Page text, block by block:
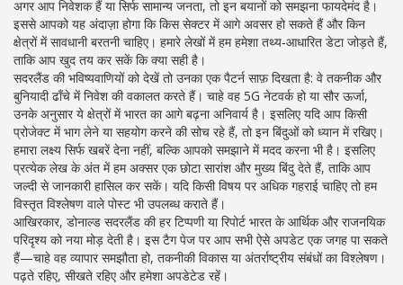
अगर आप निवेशक हैं या सिर्फ सामान्य जनता, तो इन बयानों को समझना फायदेमंद है।
इससे आपको यह अंदाज़ा होगा कि किस सेक्टर में आगे अवसर हो सकते हैं और किन
क्षेत्रों में सावधानी बरतनी चाहिए। हमारे लेखों में हम हमेशा तथ्य‑आधारित डेटा जोड़ते हैं,
ताकि आप खुद तय कर सकें कि क्या सही है।
सदरलैंड की भविष्यवाणियों को देखें तो उनका एक पैटर्न साफ़ दिखता है: वे तकनीक और
बुनियादी ढाँचे में निवेश की वकालत करते हैं। चाहे वह 5G नेटवर्क हो या सौर ऊर्जा,
उनके अनुसार ये क्षेत्रों में भारत का आगे बढ़ना अनिवार्य है। इसलिए यदि आप किसी
प्रोजेक्ट में भाग लेने या सहयोग करने की सोच रहे हैं, तो इन बिंदुओं को ध्यान में रखिए।
हमारा लक्ष्य सिर्फ खबरें देना नहीं, बल्कि आपको समझाने में मदद करना भी है। इसलिए
प्रत्येक लेख के अंत में हम अक्सर एक छोटा सारांश और मुख्य बिंदु देते हैं, ताकि आप
जल्दी से जानकारी हासिल कर सकें। यदि किसी विषय पर अधिक गहराई चाहिए तो हम
विस्तृत विश्लेषण वाले पोस्ट भी उपलब्ध कराते हैं।
आखिरकार, डोनाल्ड सदरलैंड की हर टिप्पणी या रिपोर्ट भारत के आर्थिक और राजनयिक
परिदृश्य को नया मोड़ देती है। इस टैग पेज पर आप सभी ऐसे अपडेट एक जगह पा सकते
हैं—चाहे वह व्यापार समझौता हो, तकनीकी विकास या अंतर्राष्ट्रीय संबंधों का विश्लेषण।
पढ़ते रहिए, सीखते रहिए और हमेशा अपडेटेड रहें।